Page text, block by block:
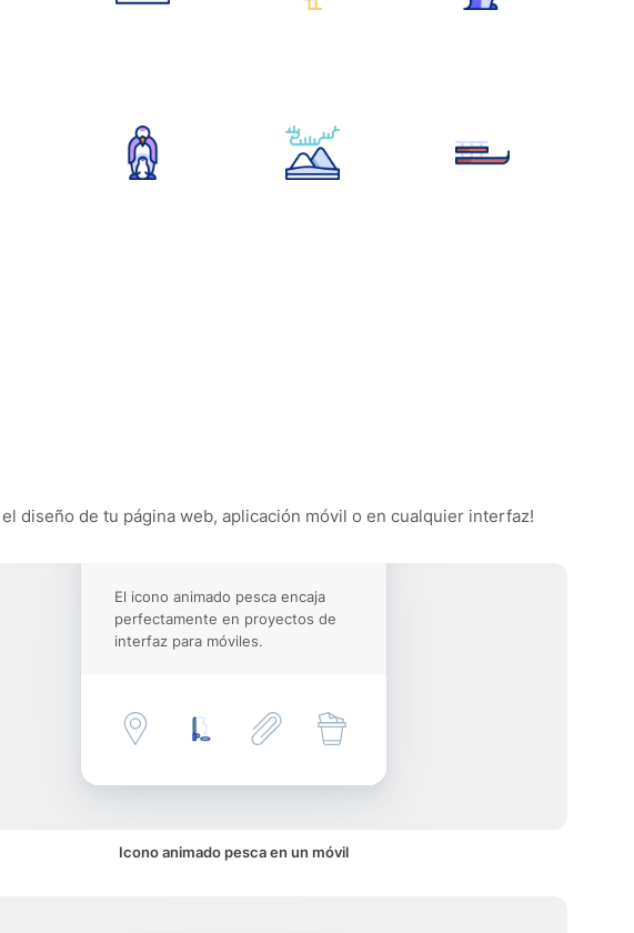
diseño de tu página web, aplicación móvil o en cualquier interfaz!
El icono animado pesca encaja
perfectamente en proyectos de
interfaz para móviles.
Icono animado pesca en un móvil